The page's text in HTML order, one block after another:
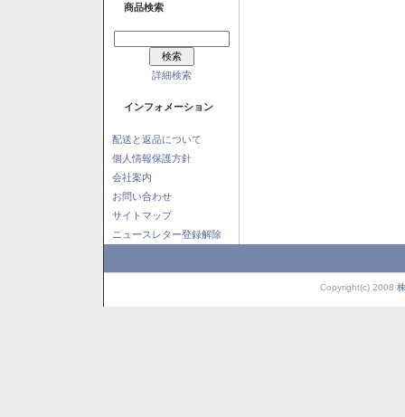
商品検索
詳細検索
インフォメーション
配送と返品について
個人情報保護方針
会社案内
お問い合わせ
サイトマップ
ニュースレター登録解除
Copyright(c) 2008